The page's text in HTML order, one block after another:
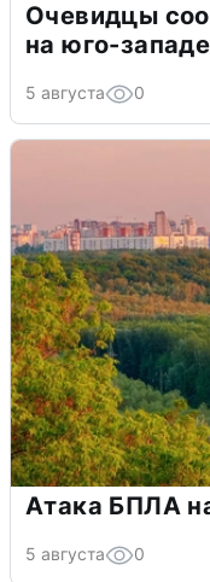
Очевидцы
на юго-
5 августа 0
Атака БПЛА
5 августа 0